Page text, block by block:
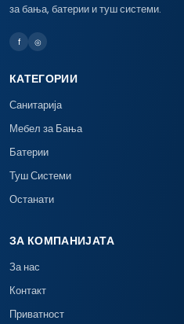
за бања, батерии и туш системи.
f ◎
КАТЕГОРИИ
Санитарија
Мебел за Бања
Батерии
Туш Системи
Останати
ЗА КОМПАНИЈАТА
За нас
Контакт
Приватност